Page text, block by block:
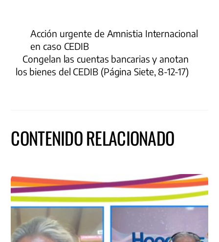
Acción urgente de Amnistia Internacional
en caso CEDIB
Congelan las cuentas bancarias y anotan
los bienes del CEDIB (Página Siete, 8-12-17)
CONTENIDO RELACIONADO